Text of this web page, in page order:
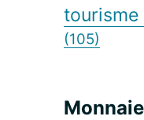
tourisme
(105)